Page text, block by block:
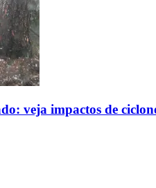
veja impactos de